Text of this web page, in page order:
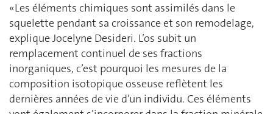
«Les éléments chimiques sont assimilés dans le
squelette pendant sa croissance et son remodelage,
explique Jocelyne Desideri. L’os subit un
remplacement continuel de ses fractions
inorganiques, c’est pourquoi les mesures de la
composition isotopique osseuse reflètent les
dernières années de vie d’un individu. Ces éléments